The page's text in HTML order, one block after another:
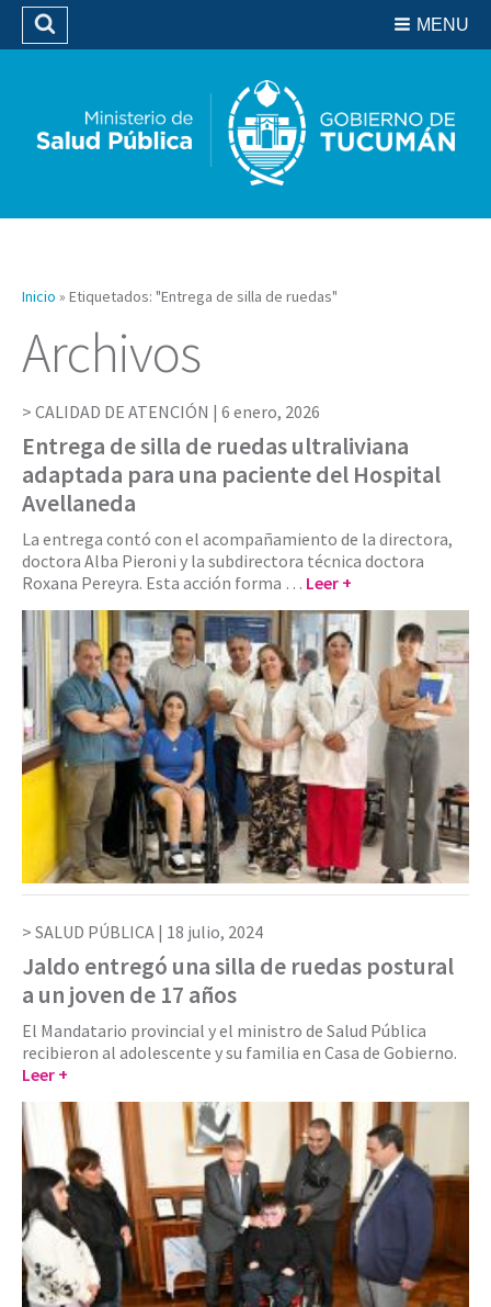
Biblioteca
MENU
Buscar
Inicio » Etiquetados: "Entrega de silla de ruedas"
Archivos
CALIDAD DE ATENCIÓN | 6 enero, 2026
Entrega de silla de ruedas ultraliviana
adaptada para una paciente del Hospital
Avellaneda
La entrega contó con el acompañamiento de la directora,
doctora Alba Pieroni y la subdirectora técnica doctora
Roxana Pereyra. Esta acción forma … Leer +
SALUD PÚBLICA | 18 julio, 2024
Jaldo entregó una silla de ruedas postural
a un joven de 17 años
El Mandatario provincial y el ministro de Salud Pública
recibieron al adolescente y su familia en Casa de Gobierno.
Leer +